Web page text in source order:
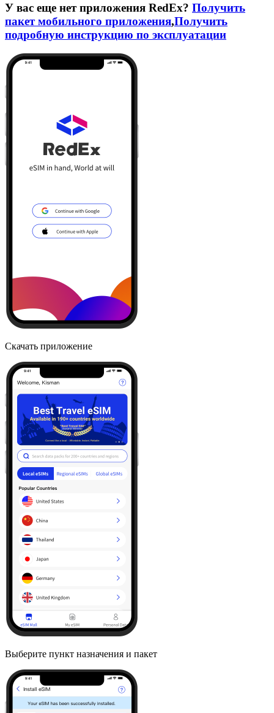
У вас еще нет приложения RedEx? Получить
пакет мобильного приложения,Получить
подробную инструкцию по эксплуатации
Скачать приложение
Выберите пункт назначения и пакет